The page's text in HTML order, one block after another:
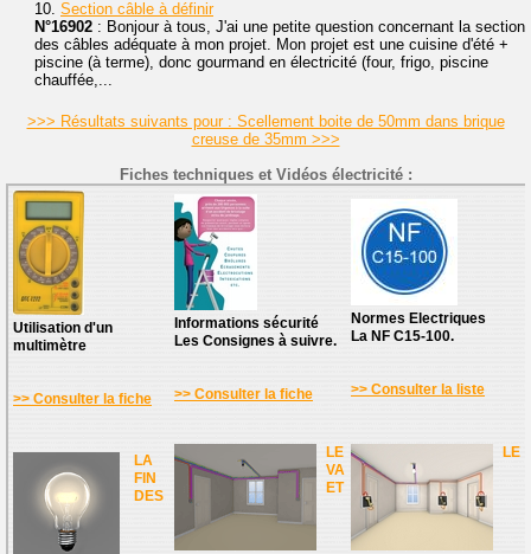
10. Section câble à définir
N°16902 : Bonjour à tous, J'ai une petite question concernant la section
des câbles adéquate à mon projet. Mon projet est une cuisine d'été +
piscine (à terme), donc gourmand en électricité (four, frigo, piscine
chauffée,...
>>> Résultats suivants pour : Scellement boite de 50mm dans brique
creuse de 35mm >>>
Fiches techniques et Vidéos électricité :
Utilisation d'un
multimètre
>> Consulter la fiche
Informations sécurité
Les Consignes à suivre.
>> Consulter la fiche
Normes Electriques
La NF C15-100.
>> Consulter la liste
LA
FIN
DES
LE
VA
ET
LE